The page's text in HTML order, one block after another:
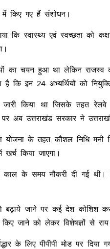
किए गए हैं संशोधन।
गया कि स्वास्थ्य एवं स्वच्छता
का चयन हुआ था लेकिन राजस्व
कि इन 24 अभ्यर्थियों को
जारी किया था जिसके तहत
अब उत्तराखंड सरकार ने
योजना के तहत कौशल निधि
किया जाएगा।
काल के समय नौकरी दी गई
बढ़ाये जाने पर कई देश कोशिश
जाने को लेकर विशेषज्ञों से राय
के लिए पीपीपी मोड पर